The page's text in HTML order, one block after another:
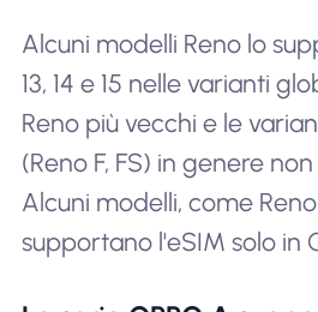
Alcuni modelli Reno lo
13, 14 e 15 nelle varianti
Reno più vecchi e le
(Reno F, FS) in genere
Alcuni modelli, come
supportano l'eSIM solo in